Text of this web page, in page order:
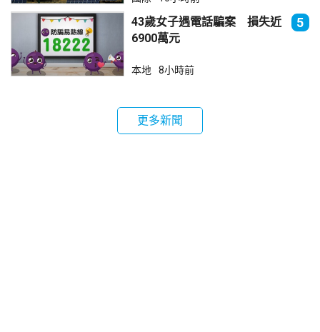
43歲女子遇電話騙案 損失近
6900萬元
5
本地 8小時前
更多新聞